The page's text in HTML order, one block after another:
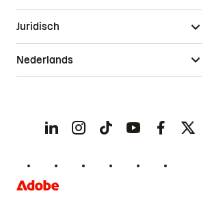
Juridisch
Nederlands